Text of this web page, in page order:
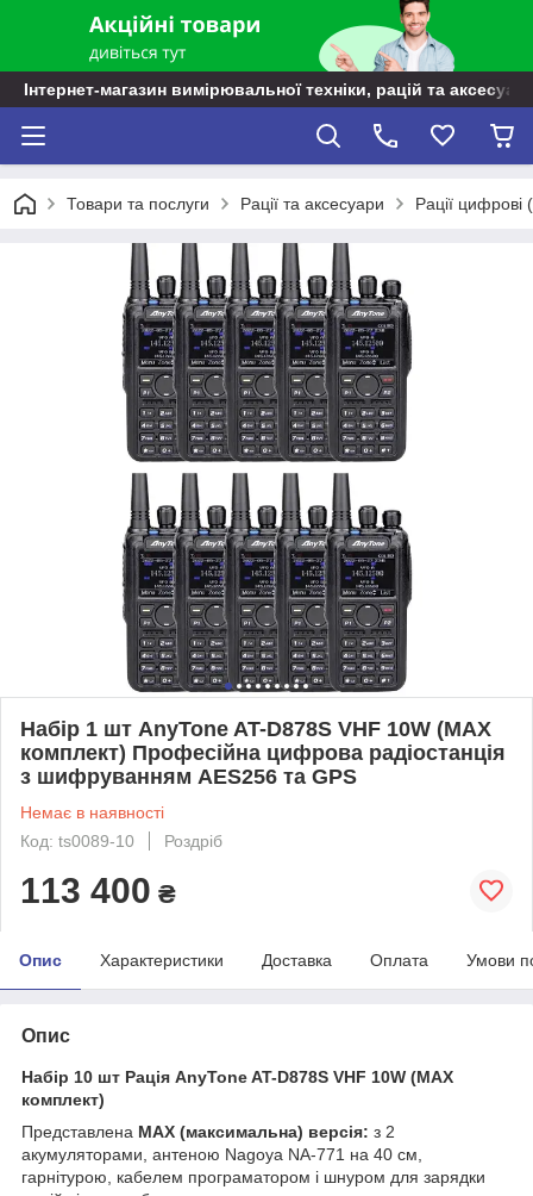
Інтернет-магазин вимірювальної техніки, рацій та
Товари та послуги Рації та аксесуари Рації цифрові
Набір 1 шт AnyTone AT-D878S VHF 10W (MAX
комплект) Професійна цифрова радіостанція
з шифруванням AES256 та GPS
Немає в наявності
Код: ts0089-10
Роздріб
113 400 ₴
Опис Характеристики Доставка Оплата Умови
Опис
Набір 10 шт Рація AnyTone AT-D878S VHF 10W (MAX
комплект)
Представлена МАХ (максимальна) версія: з 2
акумуляторами, антеною Nagoya NA-771 на 40 см,
гарнітурою, кабелем програматором і шнуром для зарядки